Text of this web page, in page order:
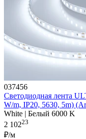
037456
Светодиодная лента
W/m, IP20, 5630, 5m)
White | Белый 6000 K
2 10223
₽/м